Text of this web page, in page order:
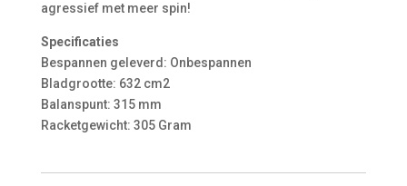
agressief met meer spin!
Specificaties
Bespannen geleverd: Onbespannen
Bladgrootte: 632 cm2
Balanspunt: 315 mm
Racketgewicht: 305 Gram